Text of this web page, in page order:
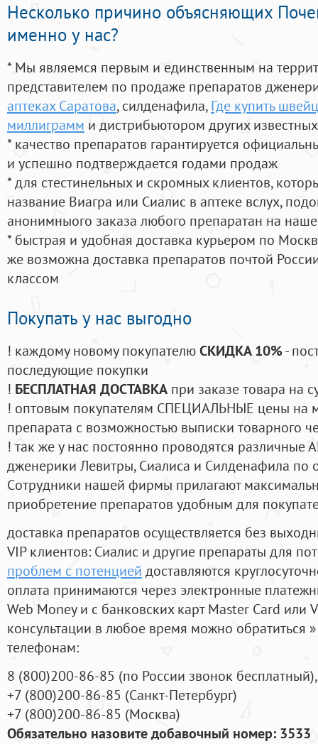
Несколько причино объясняющих
именно у нас?
* Мы являемся первым и единственным на
представителем по продаже препаратов
аптеках Саратова, силденафила, Где купить
миллиграмм и дистрибьютором других
* качество препаратов гарантируется
и успешно подтверждается годами продаж
* для стестинельных и скромных клиентов,
название Виагра или Сиалис в аптеке вслух,
анонимныого заказа любого препаратан на
* быстрая и удобная доставка курьером по
же возможна доставка препаратов почтой
классом
Покупать у нас выгодно
! каждому новому покупателюСКИДКА 10%-
последующие покупки
! БЕСПЛАТНАЯ ДОСТАВКА при заказе товара на
! оптовым покупателям СПЕЦИАЛЬНЫЕ цены на
препарата с возможностью выписки товарного
! так же у нас постоянно проводятся
дженерики Левитры, Сиалиса и Силденафила по
Cотрудники нашей фирмы прилагают
приобретение препаратов удобным для
доставка препаратов осуществляется без
VIP клиентов: Сиалис и другие препараты для
проблем с потенцией доставляются
оплата принимаются через электронные
Web Money и с банковских карт Master Card или
консультации в любое время можно обратиться
телефонам:
8 (800)200-86-85 (по России звонок бесплатный),
+7 (800)200-86-85 (Санкт-Петербург)
+7 (800)200-86-85 (Москва)
Обязательно назовите добавочный номер: 3533